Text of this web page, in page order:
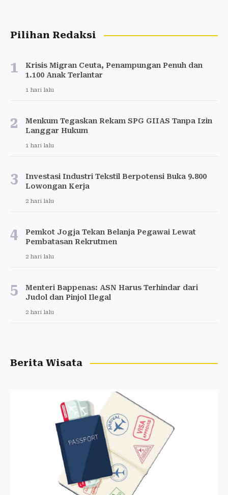
Pilihan Redaksi
1
Krisis Migran Ceuta, Penampungan Penuh dan
1.100 Anak Terlantar
1 hari lalu
2
Menkum Tegaskan Rekam SPG GIIAS Tanpa Izin
Langgar Hukum
1 hari lalu
3
Investasi Industri Tekstil Berpotensi Buka 9.800
Lowongan Kerja
2 hari lalu
4
Pemkot Jogja Tekan Belanja Pegawai Lewat
Pembatasan Rekrutmen
2 hari lalu
5
Menteri Bappenas: ASN Harus Terhindar dari
Judol dan Pinjol Ilegal
2 hari lalu
Berita Wisata